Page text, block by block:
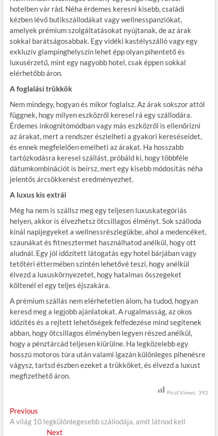
hotelben vár rád. Néha érdemes keresni kisebb, családi
kézben lévő butikszállodákat vagy wellnesspanziókat,
amelyek prémium szolgáltatásokat nyújtanak, de az árak
sokkal barátságosabbak. Egy vidéki kastélyszálló vagy egy
exkluzív glampinghelyszín lehet épp olyan pihentető és
luxusérzetű, mint egy nagyobb hotel, csak éppen sokkal
elérhetőbb áron.
A foglalási trükkök
Nem mindegy, hogyan és mikor foglalsz. Az árak sokszor attól
függnek, hogy milyen eszközről keresel rá egy szállodára.
Érdemes inkognitómódban vagy más eszközről is ellenőrizni
az árakat, mert a rendszer észlelheti a gyakori kereséseidet,
és ennek megfelelően emelheti az árakat. Ha hosszabb
tartózkodásra keresel szállást, próbáld ki, hogy többféle
dátumkombinációt is beírsz, mert egy kisebb módosítás néha
jelentős árcsökkenést eredményezhet.
A luxus kis extrái
Még ha nem is szállsz meg egy teljesen luxuskategóriás
helyen, akkor is élvezhetsz ötcsillagos élményt. Sok szálloda
kínál napijegyeket a wellnessrészlegükbe, ahol a medencéket,
szaunákat és fitnesztermet használhatod anélkül, hogy ott
aludnál. Egy jól időzített látogatás egy hotel bárjában vagy
tetőtéri éttermében szintén lehetővé teszi, hogy anélkül
élvezd a luxuskörnyezetet, hogy hatalmas összegeket
költenél el egy teljes éjszakára.
A prémium szállás nem elérhetetlen álom, ha tudod, hogyan
keresd meg a legjobb ajánlatokat. A rugalmasság, az okos
időzítés és a rejtett lehetőségek felfedezése mind segítenek
abban, hogy ötcsillagos élményben legyen részed anélkül,
hogy a pénztárcád teljesen kiürülne. Ha legközelebb egy
hosszú motoros túra után valami igazán különleges pihenésre
vágysz, tartsd észben ezeket a trükköket, és élvezd a luxust
megfizethető áron.
Post Views: 392
B
e
Previous
r
A világ 10 legkülönlegesebb szállodája, amit látnod kell
Next